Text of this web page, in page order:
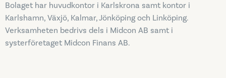
Bolaget har huvudkontor i Karlskrona samt kontor i
Karlshamn, Växjö, Kalmar, Jönköping och Linköping.
Verksamheten bedrivs dels i Midcon AB samt i
systerföretaget Midcon Finans AB.